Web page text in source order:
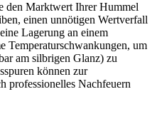
den Marktwert Ihrer Hummel
einen unnötigen Wertverfall
Lagerung an einem
Temperaturschwankungen, um
am silbrigen Glanz) zu
können zur
professionelles Nachfeuern